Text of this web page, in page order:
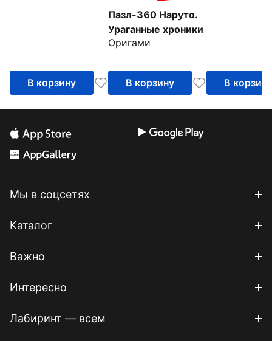
В корзину
Пазл-360 Наруто.
Ураганные хроники
Оригами
В корзину В корзину
Мы в соцсетях
Каталог
Важно
Интересно
Лабиринт — всем